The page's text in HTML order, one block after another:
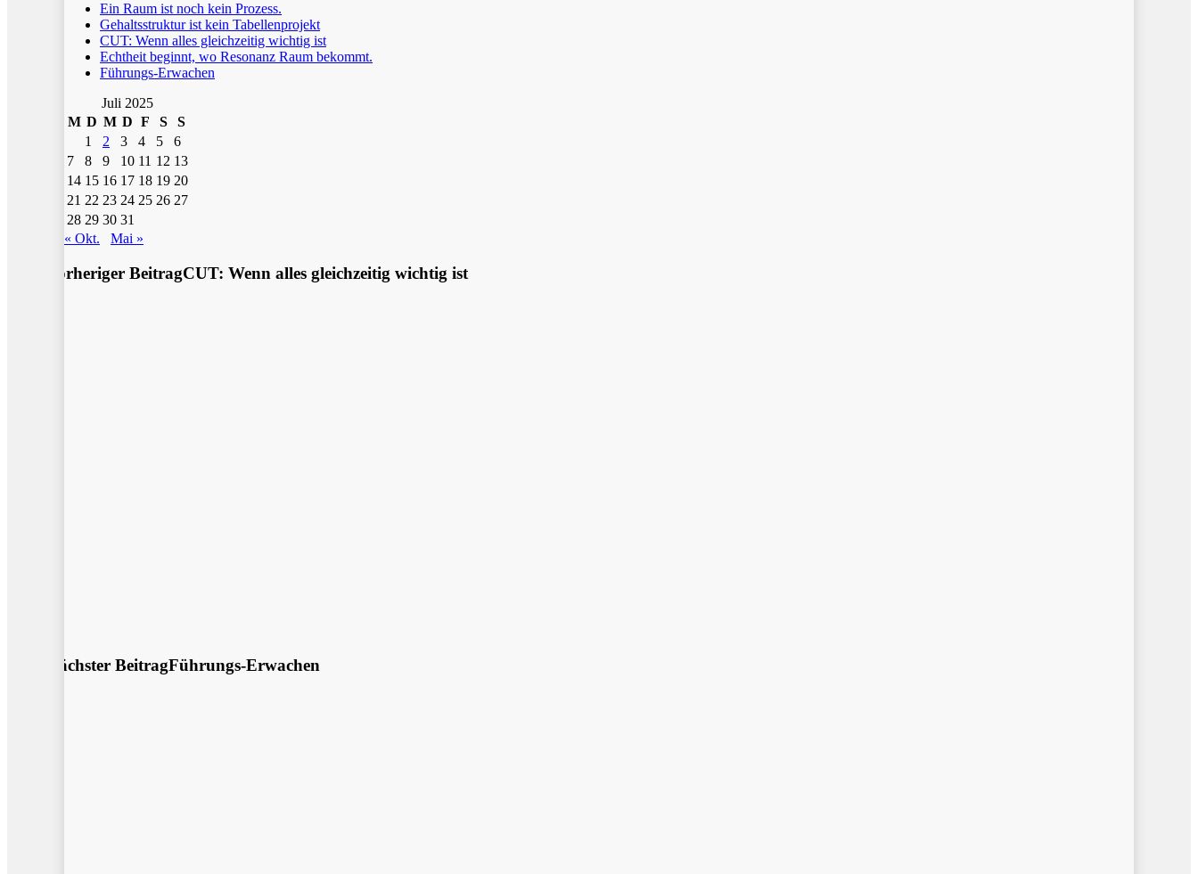
Ein Raum ist noch kein Prozess.
Gehaltsstruktur ist kein Tabellenprojekt
CUT: Wenn alles gleichzeitig wichtig ist
Echtheit beginnt, wo Resonanz Raum bekommt.
Führungs-Erwachen
Juli 2025
M D M D F S
S
1
2 3 4 5
6
7
8 9 10 11 12 13
14 15 16 17 18 19 20
21 22 23 24 25 26 27
28 29 30 31
« Okt.
Mai »
Vorheriger BeitragCUT: Wenn alles gleichzeitig wichtig ist
Nächster BeitragFührungs-Erwachen